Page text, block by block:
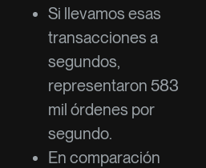
Si llevamos esas
transacciones a
segundos,
representaron 583
mil órdenes por
segundo.
En comparación